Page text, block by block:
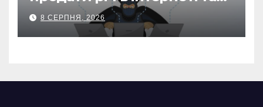
втратив 39,2 тис. грн з
карток матері
8 СЕРПНЯ, 2026